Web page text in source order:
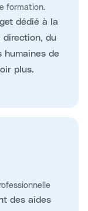
formation.
dédié à la
direction, du
humaines de
plus.
des aides